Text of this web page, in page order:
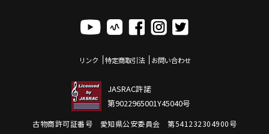
リンク 特定商取引法 お問い合わせ
JASRAC許諾
第9022965001Y45040号
古物商許可証番号 愛知県公安委員会 第541232304900号